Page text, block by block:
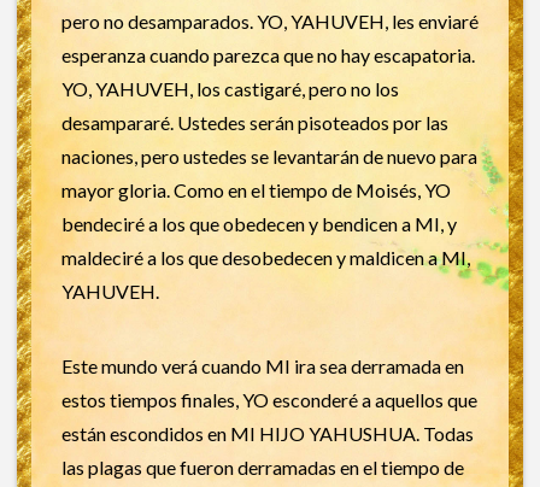
pero no desamparados. YO, YAHUVEH, les enviaré
esperanza cuando parezca que no hay escapatoria.
YO, YAHUVEH, los castigaré, pero no los
desampararé. Ustedes serán pisoteados por las
naciones, pero ustedes se levantarán de nuevo para
mayor gloria. Como en el tiempo de Moisés, YO
bendeciré a los que obedecen y bendicen a MI, y
maldeciré a los que desobedecen y maldicen a MI,
YAHUVEH.
Este mundo verá cuando MI ira sea derramada en
estos tiempos finales, YO esconderé a aquellos que
están escondidos en MI HIJO YAHUSHUA. Todas
las plagas que fueron derramadas en el tiempo de